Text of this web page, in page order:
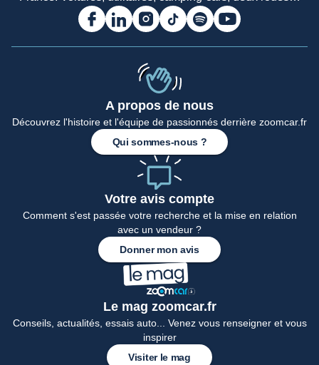
A propos de nous
Découvrez l'histoire et l'équipe de passionnés derrière zoomcar.fr
Qui sommes-nous ?
Votre avis compte
Comment s'est passée votre recherche et la mise en relation
avec un vendeur ?
Donner mon avis
Le mag zoomcar.fr
Conseils, actualités, essais auto... Venez vous renseigner et vous
inspirer
Visiter le mag